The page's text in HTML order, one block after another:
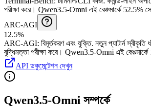
পরীক্ষা করে। Qwen3.5-Omni এই বেঞ্চমার্কে 52.5%
ARC-AGI
12.5%
ARC-AGI: বিমূর্তকরণ এবং যুক্তি. নতুন প্যাটার্ন স্বীকৃতি
বুদ্ধিমত্তা পরীক্ষা করে। Qwen3.5-Omni এই
API ডকুমেন্টেশন দেখুন
Qwen3.5-Omni সম্পর্কে